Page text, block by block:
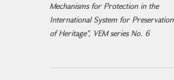
Mechanisms for Protection in the
International System for Preservation
of Heritage", VEM series No. 6